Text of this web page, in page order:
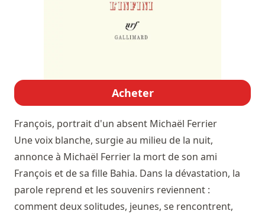
Acheter
François, portrait d'un absent Michaël Ferrier
Une voix blanche, surgie au milieu de la nuit,
annonce à Michaël Ferrier la mort de son ami
François et de sa fille Bahia. Dans la dévastation, la
parole reprend et les souvenirs reviennent :
comment deux solitudes, jeunes, se rencontrent,